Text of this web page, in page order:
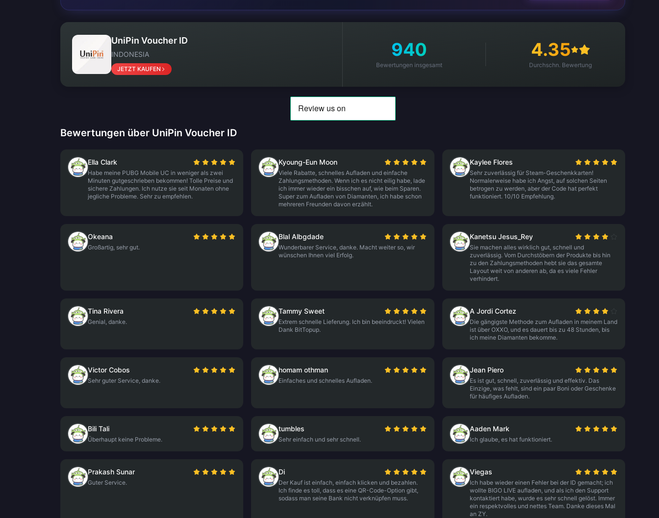
UniPin Voucher ID
INDONESIA
JETZT KAUFEN
940
Bewertungen insgesamt
4.35
Durchschn. Bewertung
Bewertungen über UniPin Voucher ID
Ella Clark
Habe meine PUBG Mobile UC in weniger als zwei
Minuten gutgeschrieben bekommen! Tolle Preise und
sichere Zahlungen. Ich nutze sie seit Monaten ohne
jegliche Probleme. Sehr zu empfehlen.
Kyoung-Eun Moon
Viele Rabatte, schnelles Aufladen und einfache
Zahlungsmethoden. Wenn ich es nicht eilig habe, lade
ich immer wieder ein bisschen auf, wie beim Sparen.
Super zum Aufladen von Diamanten, ich habe schon
mehreren Freunden davon erzählt.
Kaylee Flores
Sehr zuverlässig für Steam-Geschenkkarten!
Normalerweise habe ich Angst, auf solchen Seiten
betrogen zu werden, aber der Code hat perfekt
funktioniert. 10/10 Empfehlung.
Okeana
Großartig, sehr gut.
Blal Albgdade
Wunderbarer Service, danke. Macht weiter so, wir
wünschen Ihnen viel Erfolg.
Kanetsu Jesus_Rey
Sie machen alles wirklich gut, schnell und
zuverlässig. Vom Durchstöbern der Produkte bis hin
zu den Zahlungsmethoden hebt sie das gesamte
Layout weit von anderen ab, da es viele Fehler
verhindert.
Tina Rivera
Genial, danke.
Tammy Sweet
Extrem schnelle Lieferung. Ich bin beeindruckt! Vielen
Dank BitTopup.
A Jordi Cortez
Die gängigste Methode zum Aufladen in meinem Land
ist über OXXO, und es dauert bis zu 48 Stunden, bis
ich meine Diamanten bekomme.
Victor Cobos
Sehr guter Service, danke.
homam othman
Einfaches und schnelles Aufladen.
Jean Piero
Es ist gut, schnell, zuverlässig und effektiv. Das
Einzige, was fehlt, sind ein paar Boni oder Geschenke
für häufiges Aufladen.
Bili Tali
Überhaupt keine Probleme.
tumbles
Sehr einfach und sehr schnell.
Aaden Mark
Ich glaube, es hat funktioniert.
Prakash Sunar
Guter Service.
Di
Der Kauf ist einfach, einfach klicken und bezahlen.
Ich finde es toll, dass es eine QR-Code-Option gibt,
sodass man seine Bank nicht verknüpfen muss.
Viegas
Ich habe wieder einen Fehler bei der ID gemacht; ich
wollte BIGO LIVE aufladen, und als ich den Support
kontaktiert habe, wurde es sehr schnell gelöst. Immer
ein respektvolles und nettes Team. Danke dieses Mal
an ZY.